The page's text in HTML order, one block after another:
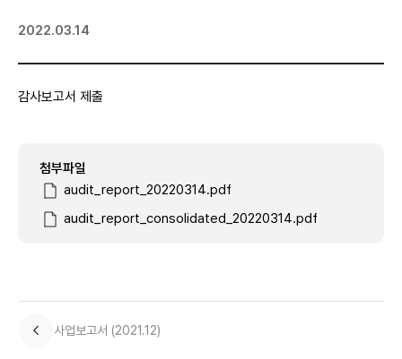
#Ceramic Substrate
최근 검색어
2022.03.14
감사보고서 제출
첨부파일
audit_report_20220314.pdf
audit_report_consolidated_20220314.pdf
사업보고서 (2021.12)